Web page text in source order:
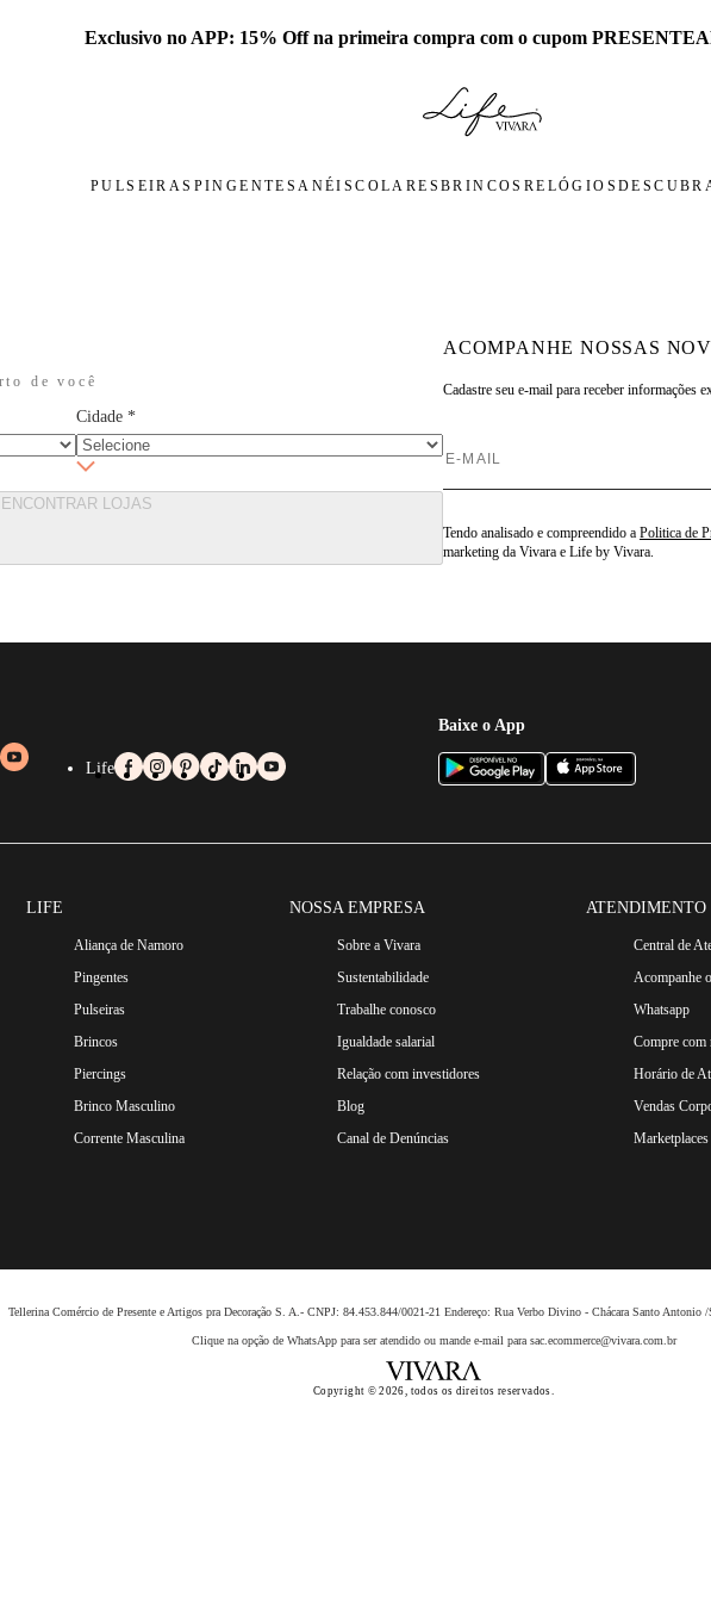
Exclusivo no APP: 15% Off na primeira compra com o cupom
PULSEIRAS PINGENTESANÉISCOLARES BRINCOS RELÓGIOS
de você
Cidade *
ENCONTRAR LOJAS
ACOMPANHE NOSSAS
Cadastre seu e-mail para receber informações
Tendo analisado e compreendido a Politica de
marketing da Vivara e Life by Vivara.
Life
Baixe o App
LIFE
Aliança de Namoro
Pingentes
Pulseiras
Brincos
Piercings
Brinco Masculino
Corrente Masculina
NOSSA EMPRESA
Sobre a Vivara
Sustentabilidade
Trabalhe conosco
Igualdade salarial
Relação com investidores
Blog
Canal de Denúncias
ATENDIMENTO
Central de
Acompanhe
Whatsapp
Compre com
Horário de
Vendas
Marketplaces
Tellerina Comércio de Presente e Artigos pra Decoração S. A.- CNPJ: 84.453.844/0021-21 Endereço: Rua Verbo Divino - Chácara Santo Antonio
Clique na opção de WhatsApp para ser atendido ou mande e-mail para sac.ecommerce@vivara.com.br
Copyright © 2026, todos os direitos reservados.